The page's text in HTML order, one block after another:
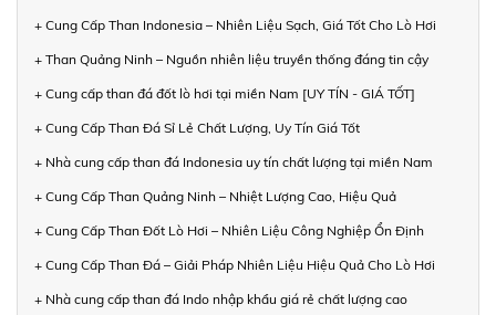
+ Cung Cấp Than Indonesia – Nhiên Liệu Sạch, Giá Tốt Cho Lò Hơi
+ Than Quảng Ninh – Nguồn nhiên liệu truyền thống đáng tin cậy
+ Cung cấp than đá đốt lò hơi tại miền Nam [UY TÍN - GIÁ TỐT]
+ Cung Cấp Than Đá Sỉ Lẻ Chất Lượng, Uy Tín Giá Tốt
+ Nhà cung cấp than đá Indonesia uy tín chất lượng tại miền Nam
+ Cung Cấp Than Quảng Ninh – Nhiệt Lượng Cao, Hiệu Quả
+ Cung Cấp Than Đốt Lò Hơi – Nhiên Liệu Công Nghiệp Ổn Định
+ Cung Cấp Than Đá – Giải Pháp Nhiên Liệu Hiệu Quả Cho Lò Hơi
+ Nhà cung cấp than đá Indo nhập khẩu giá rẻ chất lượng cao